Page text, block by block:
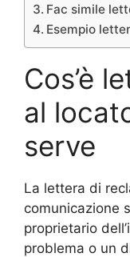
Fac simile
Esempio
Cos’è
al
serve
La lettera di
comunicazione
proprietario
problema o un